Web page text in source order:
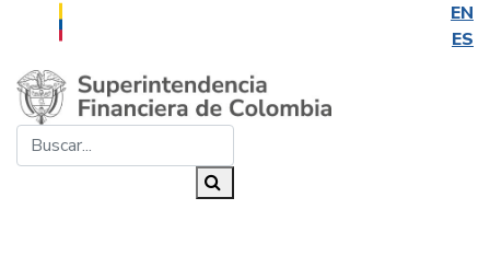
EN
ES
Saltar al contenido principal